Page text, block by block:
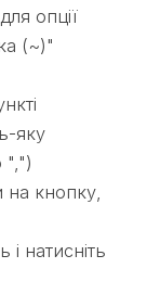
опції
(~)"
яку
",")
на кнопку,
і натисніть